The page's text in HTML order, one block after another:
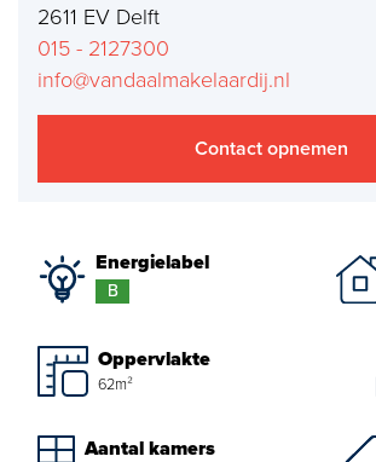
Aankoopmakelaar nieuwbouw
Hypotheekadvies
Energielabel
Over ons
Over Van Daal
Klantbeoordelingen
2611 EV Delft
015 - 2127300
info@vandaalmakelaardij.nl
Contact opnemen
Energielabel
B
Oppervlakte
62m²
Aantal kamers